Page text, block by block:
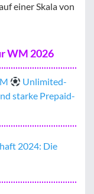
einer Skala von
WM 2026
Unlimited-
starke Prepaid-
2024: Die